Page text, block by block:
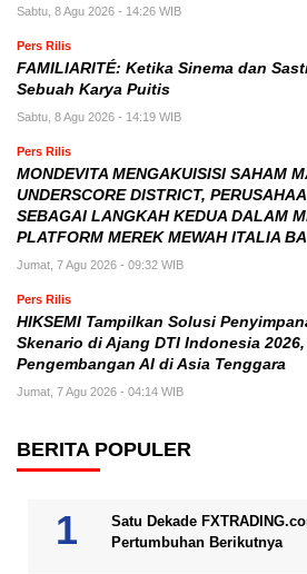
Sabtu, 8 Agu 2026 - 14:26 WIB
Pers Rilis
FAMILIARITÉ: Ketika Sinema dan
Sebuah Karya Puitis
Sabtu, 8 Agu 2026 - 14:19 WIB
Pers Rilis
MONDEVITA MENGAKUISISI SAHAM
UNDERSCORE DISTRICT,
SEBAGAI LANGKAH KEDUA DALAM
PLATFORM MEREK MEWAH ITALIA
Jumat, 7 Agu 2026 - 09:32 WIB
Pers Rilis
HIKSEMI Tampilkan Solusi
Skenario di Ajang DTI Indonesia
Pengembangan AI di Asia Tenggara
Jumat, 7 Agu 2026 - 04:14 WIB
BERITA POPULER
Satu Dekade
Pertumbuhan Berikutnya